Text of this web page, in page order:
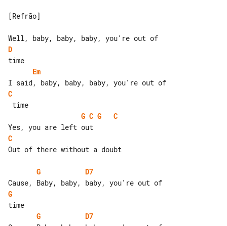
[Refrão]
D
Em
C
G C G
C
C
Out of there without a doubt
G
D7
G
G
D7